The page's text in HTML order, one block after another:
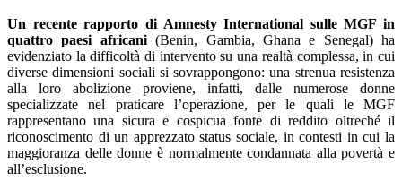
Un recente rapporto di Amnesty International sulle MGF in
quattro paesi africani(Benin, Gambia, Ghana e Senegal) ha
evidenziato la difficoltà di intervento su una realtà complessa, in cui
diverse dimensioni sociali si sovrappongono: una strenua resistenza
alla loro abolizione proviene, infatti, dalle numerose donne
specializzate nel praticare l’operazione, per le quali le MGF
rappresentano una sicura e cospicua fonte di reddito oltreché il
riconoscimento di un apprezzato status sociale, in contesti in cui la
maggioranza delle donne è normalmente condannata alla povertà e
all’esclusione.